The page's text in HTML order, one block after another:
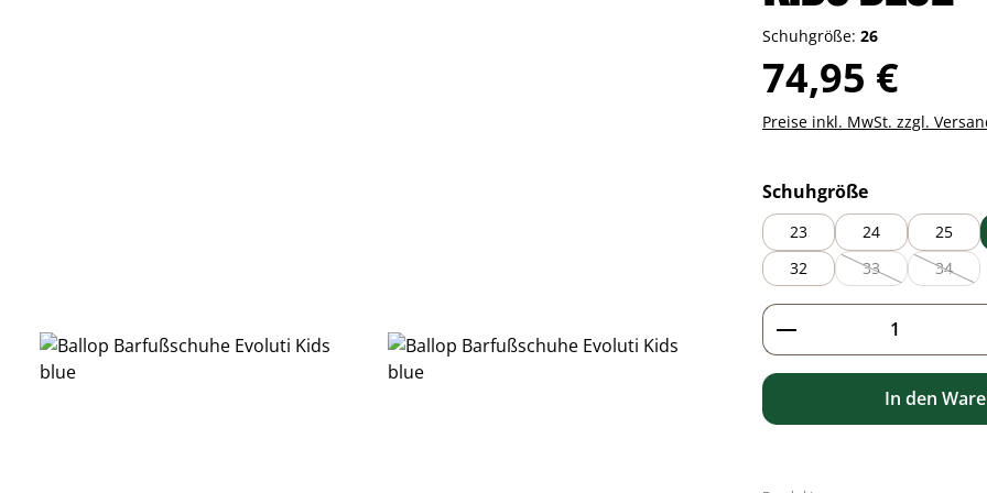
Schuhgröße: 26
Regulärer Preis:
74,95 €
Preise inkl. MwSt. zzgl.
Schuhgrößeauswählen
23 24 25
32 33
(Diese Option ist
34
(Diese
Produkt Anzahl:
In den